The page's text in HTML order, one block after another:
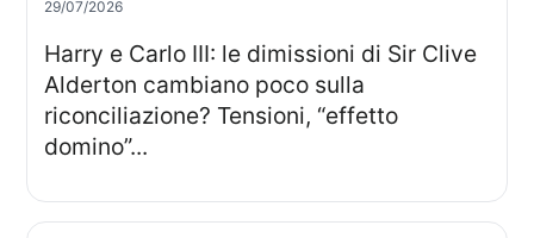
29/07/2026
Harry e Carlo III: le dimissioni di Sir Clive
Alderton cambiano poco sulla
riconciliazione? Tensioni, “effetto
domino”...